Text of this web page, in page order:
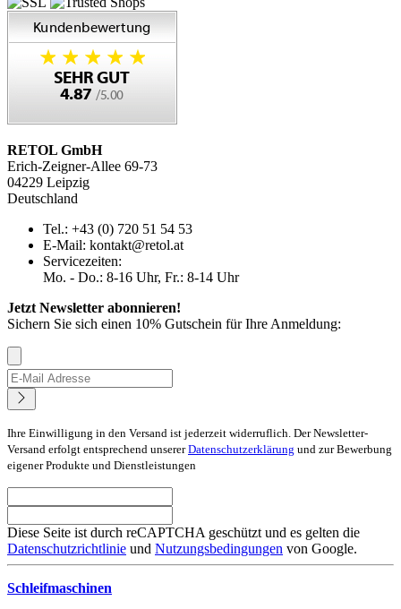
RETOL GmbH
Erich-Zeigner-Allee 69-73
04229 Leipzig
Deutschland
Tel.: +43 (0) 720 51 54 53
E-Mail: kontakt@retol.at
Servicezeiten:
Mo. - Do.: 8-16 Uhr, Fr.: 8-14 Uhr
Jetzt Newsletter abonnieren!
Sichern Sie sich einen 10% Gutschein für Ihre Anmeldung:
Ihre Einwilligung in den Versand ist jederzeit widerruflich. Der Newsletter-
Versand erfolgt entsprechend unsererDatenschutzerklärung und zur Bewerbung
eigener Produkte und Dienstleistungen
Diese Seite ist durch reCAPTCHA geschützt und es gelten die
Datenschutzrichtlinie und Nutzungsbedingungen von Google.
Schleifmaschinen